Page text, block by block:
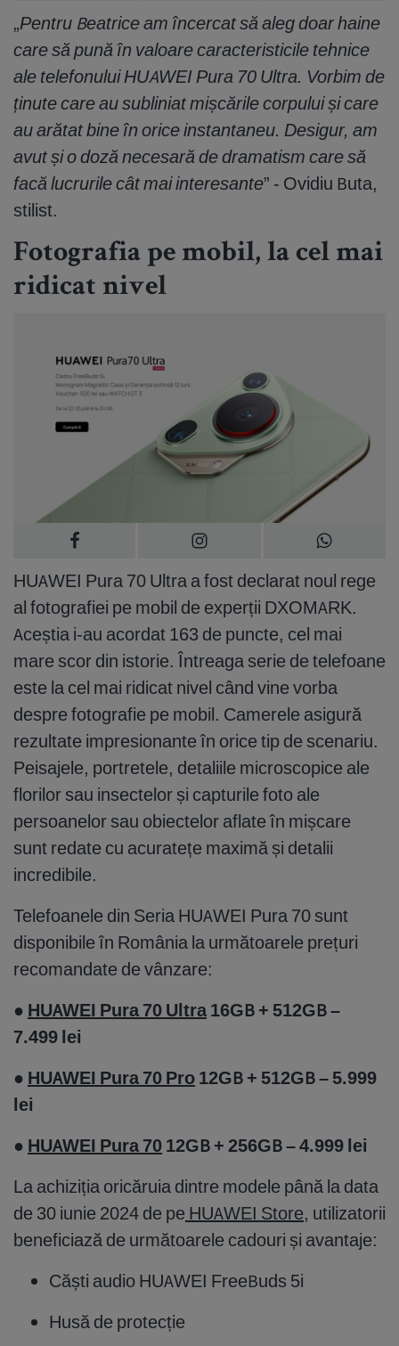
„Pentru Beatrice am încercat să aleg doar haine
care să pună în valoare caracteristicile tehnice
ale telefonului HUAWEI Pura 70 Ultra. Vorbim de
ținute care au subliniat mișcările corpului și care
au arătat bine în orice instantaneu. Desigur, am
avut și o doză necesară de dramatism care să
facă lucrurile cât mai interesante” - Ovidiu Buta,
stilist.
Fotografia pe mobil, la cel mai
ridicat nivel
HUAWEI Pura 70 Ultra a fost declarat noul rege
al fotografiei pe mobil de experții DXOMARK.
Aceștia i-au acordat 163 de puncte, cel mai
mare scor din istorie. Întreaga serie de telefoane
este la cel mai ridicat nivel când vine vorba
despre fotografie pe mobil. Camerele asigură
rezultate impresionante în orice tip de scenariu.
Peisajele, portretele, detaliile microscopice ale
florilor sau insectelor și capturile foto ale
persoanelor sau obiectelor aflate în mișcare
sunt redate cu acuratețe maximă și detalii
incredibile.
Telefoanele din Seria HUAWEI Pura 70 sunt
disponibile în România la următoarele prețuri
recomandate de vânzare:
● HUAWEI Pura 70 Ultra 16GB + 512GB –
7.499 lei
● HUAWEI Pura 70 Pro 12GB + 512GB – 5.999
lei
● HUAWEI Pura 70 12GB + 256GB – 4.999 lei
La achiziția oricăruia dintre modele până la data
de 30 iunie 2024 de pe HUAWEI Store, utilizatorii
beneficiază de următoarele cadouri și avantaje:
Căști audio HUAWEI FreeBuds 5i
Husă de protecție